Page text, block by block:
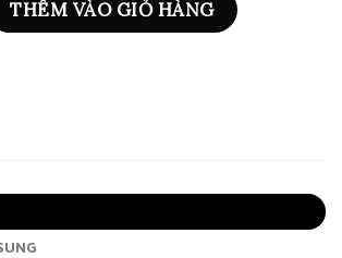
THÊM VÀO GIỎ HÀNG